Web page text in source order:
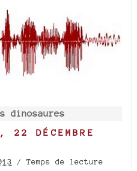
dinosaures
22 DÉCEMBRE
/ Temps de lecture